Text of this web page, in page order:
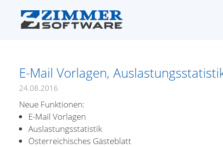
E-Mail Vorlagen,
24.08.2016
Neue Funktionen:
E-Mail Vorlagen
Auslastungsstatistik
Österreichisches Gästeblatt